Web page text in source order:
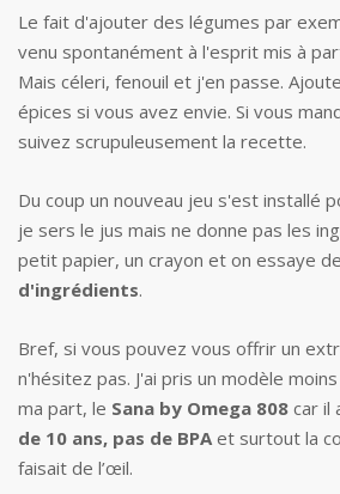
Le fait d'ajouter des légumes par
venu spontanément à l'esprit mis à
Mais céleri, fenouil et j'en passe.
épices si vous avez envie. Si vous
suivez scrupuleusement la recette.
Du coup un nouveau jeu s'est installé
je sers le jus mais ne donne pas les
petit papier, un crayon et on essaye de
d'ingrédients.
Bref, si vous pouvez vous offrir un
n'hésitez pas. J'ai pris un modèle
ma part, le Sana by Omega 808 car il
de 10 ans, pas de BPA et surtout la
faisait de l’œil.